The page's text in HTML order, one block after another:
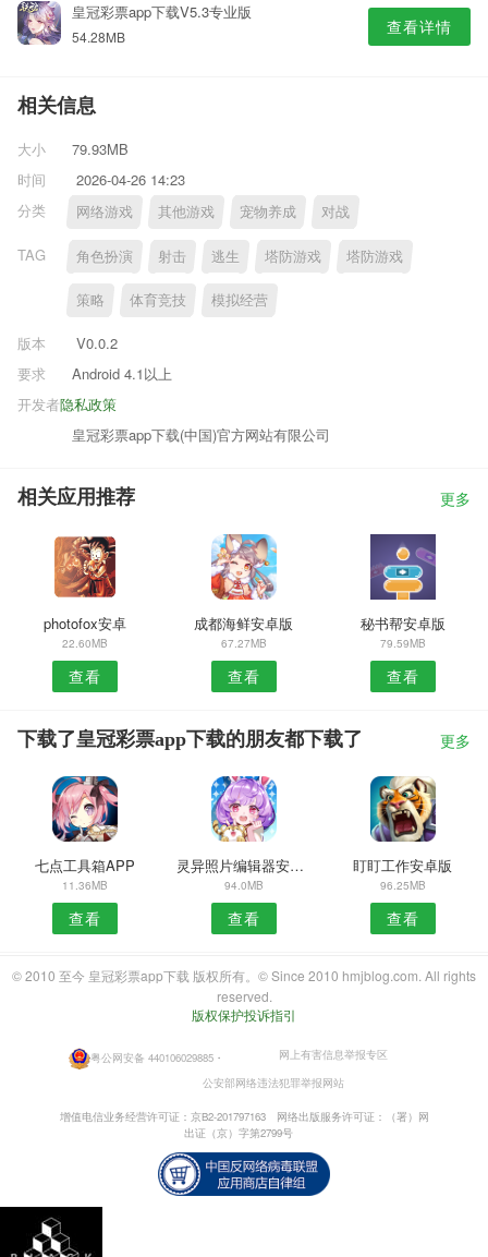
皇冠彩票app下载V5.3专业版
54.28MB 查看详情
相关信息
大小
79.93MB
时间
2026-04-26 14:23
分类
网络游戏 其他游戏 宠物养成 对战
TAG 角色扮演 射击 逃生 塔防游戏 塔防游戏
策略 体育竞技 模拟经营
版本
V0.0.2
要求
Android 4.1以上
隐私政策
开发者
皇冠彩票app下载(中国)官方网站有限公司
相关应用推荐 更多
photofox安卓
22.60MB
查看
成都海鲜安卓版
67.27MB
查看
秘书帮安卓版
79.59MB
查看
下载了皇冠彩票app下载的朋友都下载了 更多
七点工具箱APP
11.36MB
查看
灵异照片编辑器安卓版
94.0MB
查看
盯盯工作安卓版
96.25MB
查看
© 2010 至今 皇冠彩票app下载 版权所有。© Since 2010 hmjblog.com. All rights
reserved.
版权保护投诉指引
粤公网安备 440106029885・
网上有害信息举报专区
公安部网络违法犯罪举报网站
增值电信业务经营许可证：京B2-201797163
网络出版服务许可证：（署）网
出证（京）字第2799号